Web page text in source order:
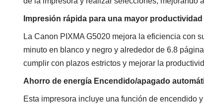
Impresión rápida para una mayor productividad
La Canon PIXMA G5020 mejora la eficiencia con
minuto en blanco y negro y alrededor de 6.8
cumplir con plazos estrictos y mejorar la
Ahorro de energía Encendido/apagado
Esta impresora incluye una función de encendido